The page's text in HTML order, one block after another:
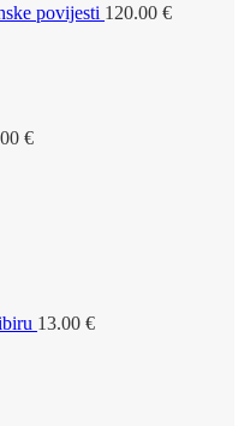
povijesti 120.00 €
€
13.00 €